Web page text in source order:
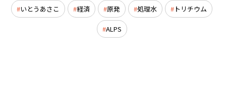
いとうあさこ 経済 原発 処理水 トリチウム
ALPS